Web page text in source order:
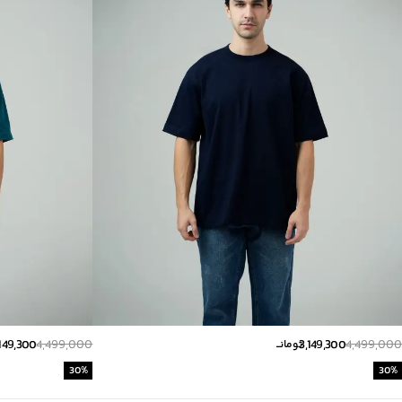
4,499,000
3,149,300تومانــ
30%
4,499,000
30%